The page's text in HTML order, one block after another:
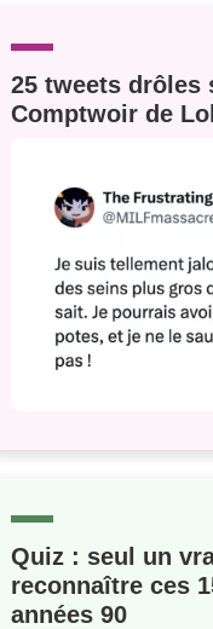
25 tweets drôles
Comptwoir de
Quiz : seul un
reconnaître ces
années 90